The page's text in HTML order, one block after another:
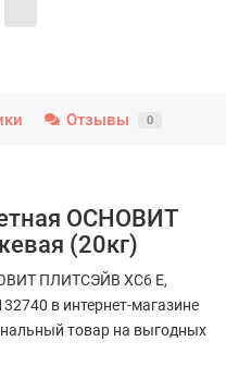
Отзывы 0
ОСНОВИТ
(20кг)
ПЛИТСЭЙВ XC6 E,
в интернет-магазине
товар на выгодных